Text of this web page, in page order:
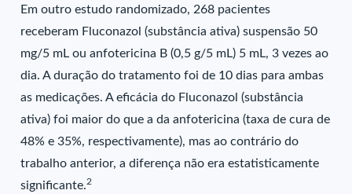
Em outro estudo randomizado, 268 pacientes
receberam Fluconazol (substância ativa) suspensão 50
mg/5 mL ou anfotericina B (0,5 g/5 mL) 5 mL, 3 vezes ao
dia. A duração do tratamento foi de 10 dias para ambas
as medicações. A eficácia do Fluconazol (substância
ativa) foi maior do que a da anfotericina (taxa de cura de
48% e 35%, respectivamente), mas ao contrário do
trabalho anterior, a diferença não era estatisticamente
significante.2